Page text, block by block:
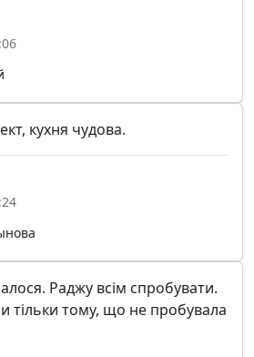
кухня чудова.
Раджу всім спробувати.
тільки тому, що не пробувала